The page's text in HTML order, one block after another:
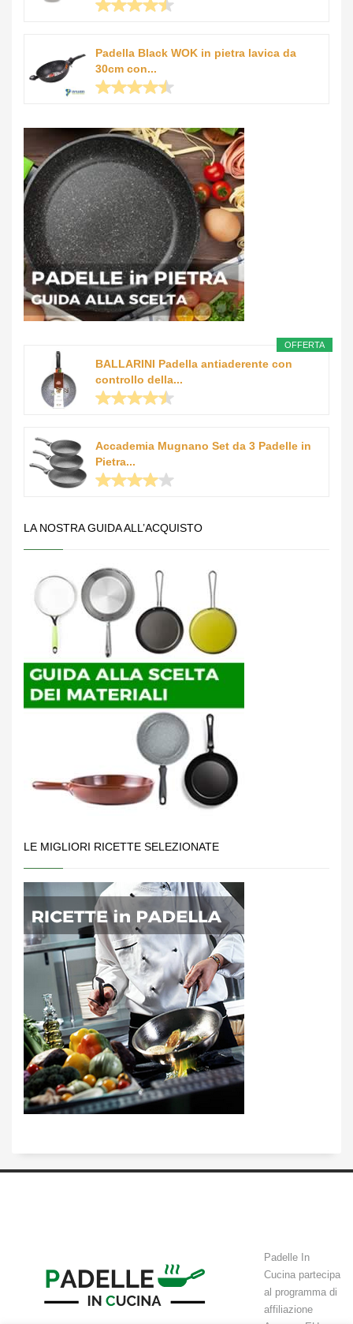
Padella Black WOK in pietra lavica da
30cm con...
OFFERTA
BALLARINI Padella antiaderente con
controllo della...
Accademia Mugnano Set da 3 Padelle in
Pietra...
LA NOSTRA GUIDA ALL’ACQUISTO
LE MIGLIORI RICETTE SELEZIONATE
Padelle In
Cucina partecipa
al programma di
affiliazione